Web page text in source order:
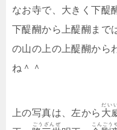
なお寺で、大きく下醍
下醍醐から上醍醐まで
の山の上の上醍醐から
ね＾＾
上の写真は、左から 大
だい
ごうざんぜ こんごう